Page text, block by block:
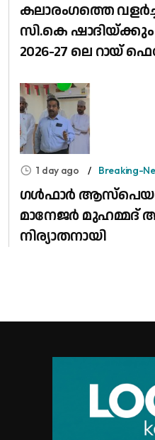
കലാരംഗത്തെ
സി.കെ
2026-27 ലെ റായ്
1 day ago Breaking-
​ഗൾഫാർ
മാനേജർ മുഹമ്മദ്
നിര്യാതനായി